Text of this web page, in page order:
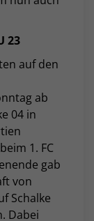
23
auf den
ab
04 in
1. FC
gab
von
Schalke
Dabei